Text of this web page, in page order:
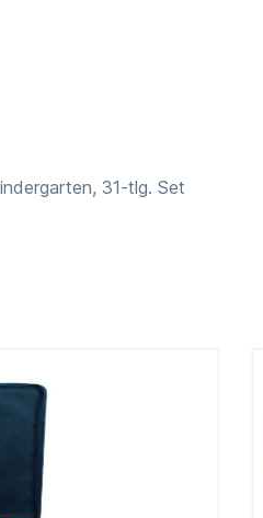
31-tlg. Set